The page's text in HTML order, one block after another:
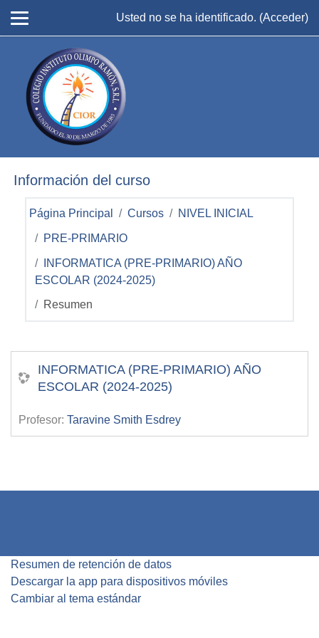
Usted no se ha identificado. (Acceder)
Información del curso
Página Principal Cursos NIVEL INICIAL
PRE-PRIMARIO
INFORMATICA (PRE-PRIMARIO) AÑO
ESCOLAR (2024-2025)
Resumen
INFORMATICA (PRE-PRIMARIO) AÑO
ESCOLAR (2024-2025)
Profesor: Taravine Smith Esdrey
Resumen de retención de datos
Descargar la app para dispositivos móviles
Cambiar al tema estándar